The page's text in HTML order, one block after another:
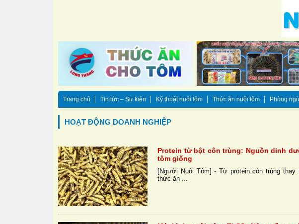
Trang chủ Tin tức – Sự kiện Kỹ thuật nuôi tôm Thức ăn nuôi tôm Phòng
HOẠT ĐỘNG DOANH NGHIỆP
Protein từ bột côn trùng: Nguồn dinh
tôm giống
[Người Nuôi Tôm] - Từ protein côn trùng thay
thức ăn ...